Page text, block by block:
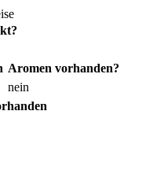
Aromen vorhanden?
nein